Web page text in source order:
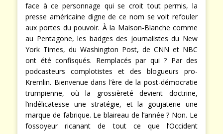
face à ce personnage qui se croit tout permis, la
presse américaine digne de ce nom se voit refouler
aux portes du pouvoir. À la Maison-Blanche comme
au Pentagone, les badges des journalistes du New
York Times, du Washington Post, de CNN et NBC
ont été confisqués. Remplacés par qui ? Par des
podcasteurs complotistes et des blogueurs pro-
Kremlin. Bienvenue dans l’ère de la post-démocratie
trumpienne, où la grossièreté devient doctrine,
l’indélicatesse une stratégie, et la goujaterie une
marque de fabrique. Le blaireau de l’année ? Non. Le
fossoyeur ricanant de tout ce que l’Occident